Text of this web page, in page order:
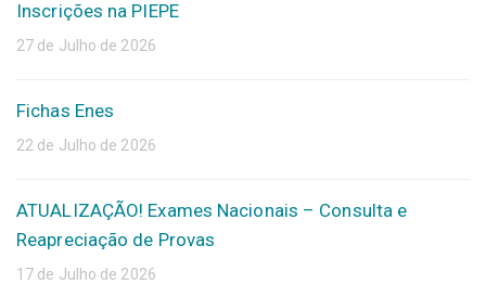
Inscrições na PIEPE
27 de Julho de 2026
Fichas Enes
22 de Julho de 2026
ATUALIZAÇÃO! Exames Nacionais – Consulta e
Reapreciação de Provas
17 de Julho de 2026